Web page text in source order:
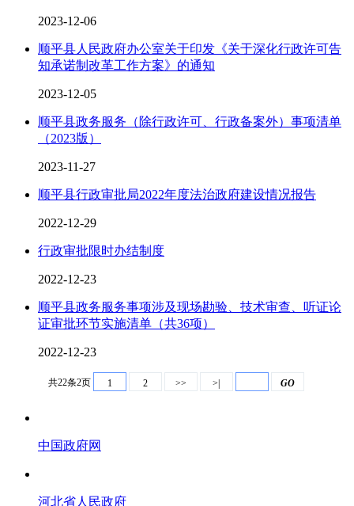
2023-12-06
顺平县人民政府办公室关于印发《关于深化行政许可告
知承诺制改革工作方案》的通知
2023-12-05
顺平县政务服务（除行政许可、行政备案外）事项清单
（2023版）
2023-11-27
顺平县行政审批局2022年度法治政府建设情况报告
2022-12-29
行政审批限时办结制度
2022-12-23
顺平县政务服务事项涉及现场勘验、技术审查、听证论
证审批环节实施清单（共36项）
2022-12-23
共22条2页 1 2 >> >| GO
中国政府网
河北省人民政府